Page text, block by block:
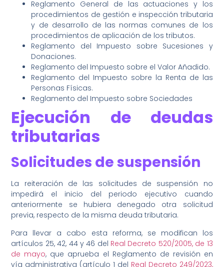
Reglamento General de las actuaciones y los
procedimientos de gestión e inspección tributaria
y de desarrollo de las normas comunes de los
procedimientos de aplicación de los tributos.
Reglamento del Impuesto sobre Sucesiones y
Donaciones.
Reglamento del Impuesto sobre el Valor Añadido.
Reglamento del Impuesto sobre la Renta de las
Personas Físicas.
Reglamento del Impuesto sobre Sociedades
Ejecución de deudas
tributarias
Solicitudes de suspensión
La reiteración de las solicitudes de suspensión no
impedirá el inicio del periodo ejecutivo cuando
anteriormente se hubiera denegado otra solicitud
previa, respecto de la misma deuda tributaria.
Para llevar a cabo esta reforma, se modifican los
artículos 25, 42, 44 y 46 del Real Decreto 520/2005, de 13
de mayo, que aprueba el Reglamento de revisión en
vía administrativa (artículo 1 del Real Decreto 249/2023,